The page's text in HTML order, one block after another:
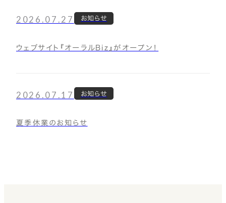
2026.07.27 お知らせ
ウェブサイト『オーラルBiz』がオープン！
2026.07.17 お知らせ
夏季休業のお知らせ